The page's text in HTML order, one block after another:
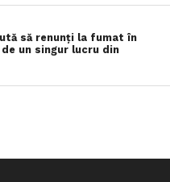
să renunți la fumat în
un singur lucru din